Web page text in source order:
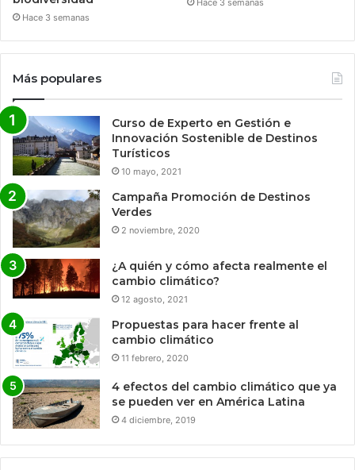
Hace 3 semanas
Más populares
Curso de Experto en Gestión e
Innovación Sostenible de Destinos
Turísticos
10 mayo, 2021
Campaña Promoción de Destinos
Verdes
2 noviembre, 2020
¿A quién y cómo afecta realmente el
cambio climático?
12 agosto, 2021
Propuestas para hacer frente al
cambio climático
11 febrero, 2020
4 efectos del cambio climático que ya
se pueden ver en América Latina
4 diciembre, 2019